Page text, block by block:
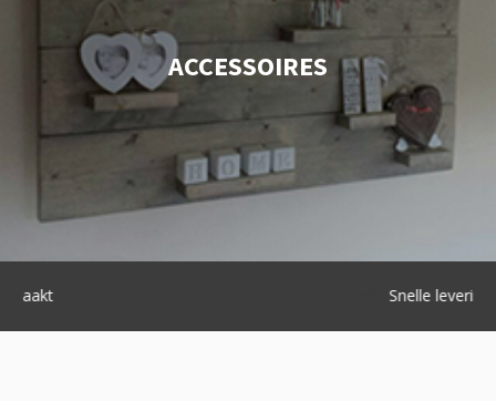
ACCESSOIRES